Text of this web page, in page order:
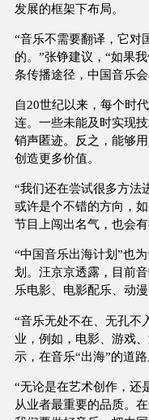
发展的框架下布局。
“音乐不需要翻译，它对
的。”张铮建议，“如果
条传播途径，中国音乐
自20世纪以来，每个时
连。一些未能及时实现
销声匿迹。反之，能够
创造更多价值。
“我们还在尝试很多方法
或许是个不错的方向，
节目上闯出名气，也会
“中国音乐出海计划”也
划。汪京京透露，目前
乐电影、电影配乐、动
“音乐无处不在、无孔不
业，例如，电影、游戏
示，在音乐“出海”的道
“无论是在艺术创作，还
从业者最重要的品质。